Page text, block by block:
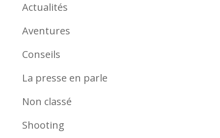
Actualités
Aventures
Conseils
La presse en parle
Non classé
Shooting